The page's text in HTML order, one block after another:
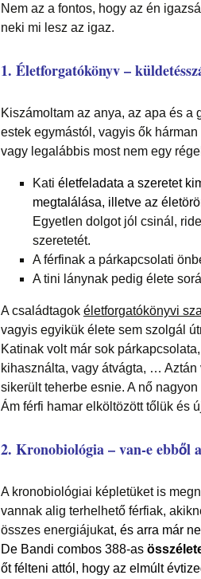
Nem az a fontos, hogy az én
neki mi lesz az igaz.
1. Életforgatókönyv –
Kiszámoltam az anya, az apa és a
estek egymástól, vagyis ők
vagy legalábbis most nem egy
Kati életfeladata a szeretet
megtalálása, illetve az
Egyetlen dolgot jól csinál,
szeretetét.
A férfinak a párkapcsolati
A tini lánynak pedig élete
A családtagok életforgatókönyvi
vagyis egyikük élete sem szolgál
Katinak volt már sok
kihasználta, vagy átvágta, …
sikerült teherbe esnie. A nő
Ám férfi hamar elköltözött tőlük és
2. Kronobiológia – van-e ebből
A kronobiológiai képletüket is
vannak alig terhelhető férfiak,
összes energiájukat, és arra már
De Bandi combos 388-as
őt félteni attól, hogy az elmúlt